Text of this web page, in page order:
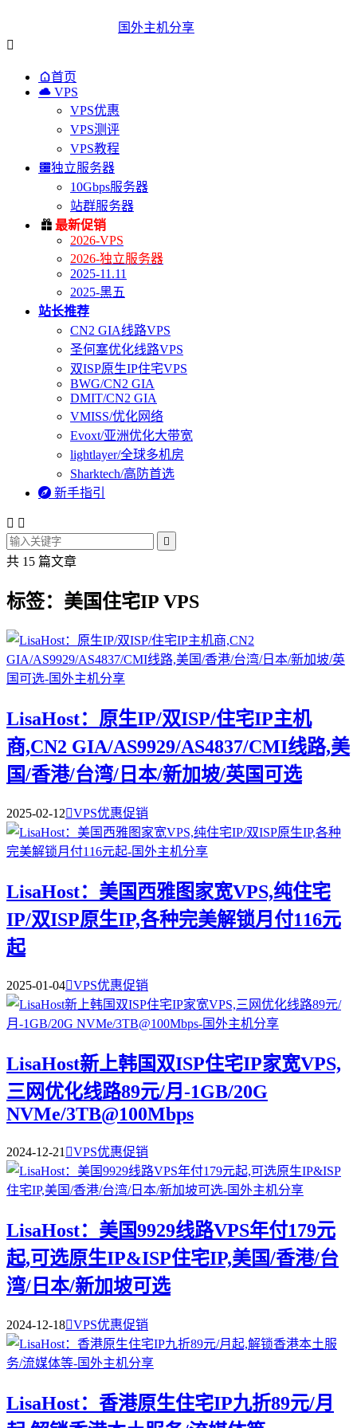
国外主机分享

首页
 VPS
VPS优惠
VPS测评
VPS教程
独立服务器
10Gbps服务器
站群服务器
 最新促销
2026-VPS
2026-独立服务器
2025-11.11
2025-黑五
站长推荐
CN2 GIA线路VPS
圣何塞优化线路VPS
双ISP原生IP住宅VPS
BWG/CN2 GIA
DMIT/CN2 GIA
VMISS/优化网络
Evoxt/亚洲优化大带宽
lightlayer/全球多机房
Sharktech/高防首选
 新手指引
 

共 15 篇文章
标签：美国住宅IP VPS
LisaHost：原生IP/双ISP/住宅IP主机
商,CN2 GIA/AS9929/AS4837/CMI线路,美
国/香港/台湾/日本/新加坡/英国可选
2025-02-12VPS优惠促销
LisaHost：美国西雅图家宽VPS,纯住宅
IP/双ISP原生IP,各种完美解锁月付116元
起
2025-01-04VPS优惠促销
LisaHost新上韩国双ISP住宅IP家宽VPS,
三网优化线路89元/月-1GB/20G
NVMe/3TB@100Mbps
2024-12-21 VPS优惠促销
LisaHost：美国9929线路VPS年付179元
起,可选原生IP&ISP住宅IP,美国/香港/台
湾/日本/新加坡可选
2024-12-18VPS优惠促销
LisaHost：香港原生住宅IP九折89元/月